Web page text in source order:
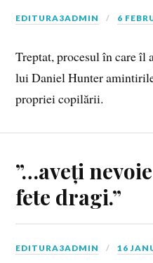
EDITURA3ADMIN 6
Treptat, procesul în care îl
lui Daniel Hunter
propriei copilării.
”…aveți
fete dragi.”
EDITURA3ADMIN 16